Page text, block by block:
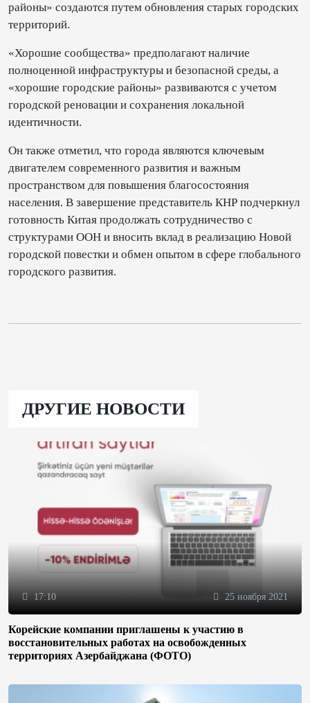
районы» создаются путем обновления старых городских
территорий.
«Хорошие сообщества» предполагают наличие
полноценной инфраструктуры и безопасной среды, а
«хорошие городские районы» развиваются с учетом
городской реновации и сохранения локальной
идентичности.
Он также отметил, что города являются ключевым
двигателем современного развития и важным
пространством для повышения благосостояния
населения. В завершение представитель КНР подчеркнул
готовность Китая продолжать сотрудничество с
структурами ООН и вносить вклад в реализацию Новой
городской повестки и обмен опытом в сфере глобального
городского развития.
ДРУГИЕ НОВОСТИ
17:10 25 ноября 2021
Корейские компании приглашены к участию в
восстановительных работах на освобожденных
территориях Азербайджана (ФОТО)